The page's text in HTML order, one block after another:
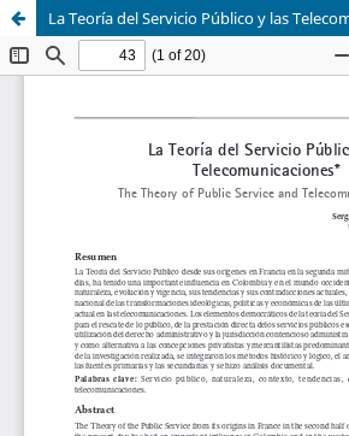
La Teoría del Servicio Público y las